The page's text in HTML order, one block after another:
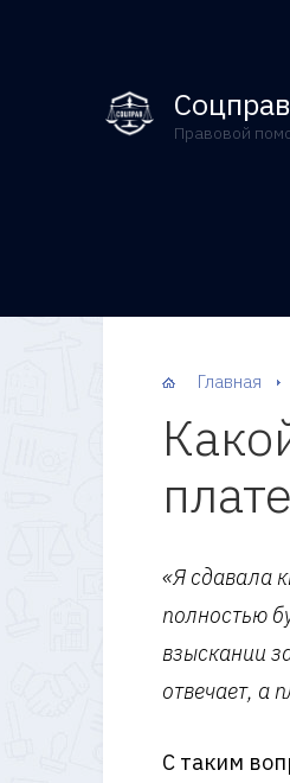
Соцправ
Правовой
Главная
«Я сдавала
полностью
взыскании
отвечает, а
С таким